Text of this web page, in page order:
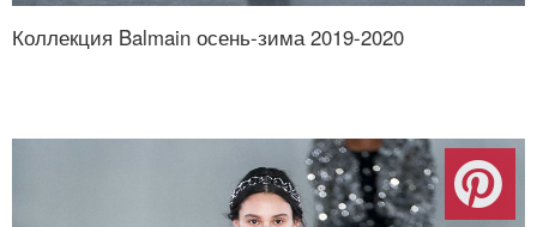
Коллекция Balmain осень-зима 2019-2020